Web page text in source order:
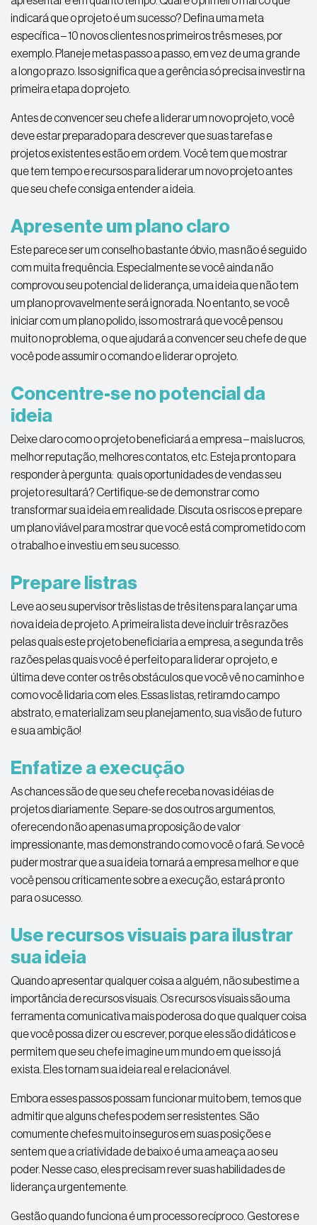
indicará que o projeto é um sucesso? Defina uma meta
específica – 10 novos clientes nos primeiros três meses, por
exemplo. Planeje metas passo a passo, em vez de uma grande
a longo prazo. Isso significa que a gerência só precisa investir na
primeira etapa do projeto.
Antes de convencer seu chefe a liderar um novo projeto, você
deve estar preparado para descrever que suas tarefas e
projetos existentes estão em ordem. Você tem que mostrar
que tem tempo e recursos para liderar um novo projeto antes
que seu chefe consiga entender a ideia.
Apresente um plano claro
Este parece ser um conselho bastante óbvio, mas não é seguido
com muita frequência. Especialmente se você ainda não
comprovou seu potencial de liderança, uma ideia que não tem
um plano provavelmente será ignorada. No entanto, se você
iniciar com um plano polido, isso mostrará que você pensou
muito no problema, o que ajudará a convencer seu chefe de que
você pode assumir o comando e liderar o projeto.
Concentre-se no potencial da
ideia
Deixe claro como o projeto beneficiará a empresa – mais lucros,
melhor reputação, melhores contatos, etc. Esteja pronto para
responder à pergunta: quais oportunidades de vendas seu
projeto resultará? Certifique-se de demonstrar como
transformar sua ideia em realidade. Discuta os riscos e prepare
um plano viável para mostrar que você está comprometido com
o trabalho e investiu em seu sucesso.
Prepare listras
Leve ao seu supervisor três listas de três itens para lançar uma
nova ideia de projeto. A primeira lista deve incluir três razões
pelas quais este projeto beneficiaria a empresa, a segunda três
razões pelas quais você é perfeito para liderar o projeto, e
última deve conter os três obstáculos que você vê no caminho e
como você lidaria com eles. Essas listas, retiramdo campo
abstrato, e materializam seu planejamento, sua visão de futuro
e sua ambição!
Enfatize a execução
As chances são de que seu chefe receba novas idéias de
projetos diariamente. Separe-se dos outros argumentos,
oferecendo não apenas uma proposição de valor
impressionante, mas demonstrando como você o fará. Se você
puder mostrar que a sua ideia tornará a empresa melhor e que
você pensou criticamente sobre a execução, estará pronto
para o sucesso.
Use recursos visuais para ilustrar
sua ideia
Quando apresentar qualquer coisa a alguém, não subestime a
importância de recursos visuais. Os recursos visuais são uma
ferramenta comunicativa mais poderosa do que qualquer coisa
que você possa dizer ou escrever, porque eles são didáticos e
permitem que seu chefe imagine um mundo em que isso já
exista. Eles tornam sua ideia real e relacionável.
Embora esses passos possam funcionar muito bem, temos que
admitir que alguns chefes podem ser resistentes. São
comumente chefes muito inseguros em suas posições e
sentem que a criatividade de baixo é uma ameaça ao seu
poder. Nesse caso, eles precisam rever suas habilidades de
liderança urgentemente.
Gestão quando funciona é um processo recíproco. Gestores e